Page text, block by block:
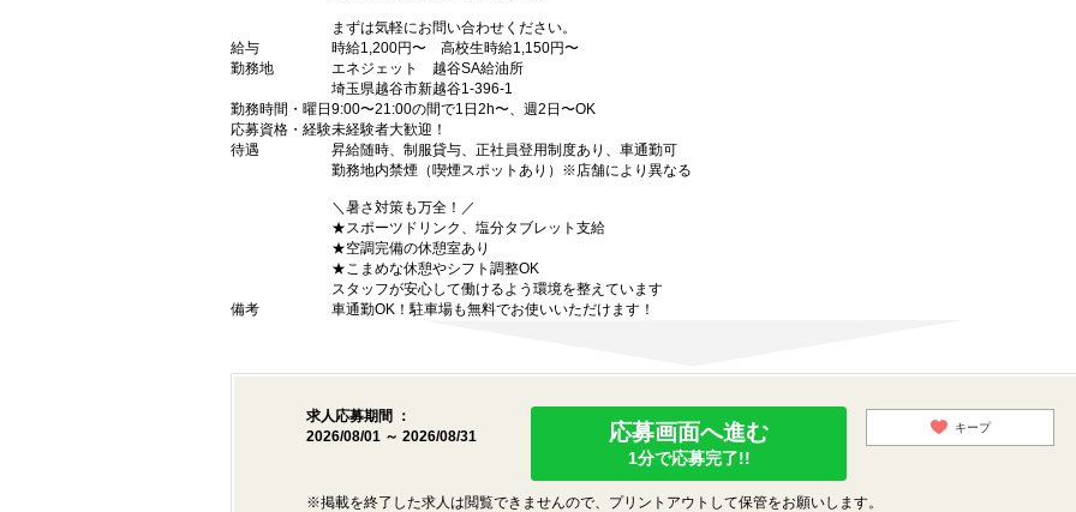
まずは気軽にお問い合わせください。
給与
時給1,200円〜 高校生時給1,150円〜
勤務地
エネジェット 越谷SA給油所
埼玉県越谷市新越谷1-396-1
勤務時間・曜日 9:00〜21:00の間で1日2h〜、週2日〜OK
応募資格・経験未経験者大歓迎！
待遇
昇給随時、制服貸与、正社員登用制度あり、車通勤可
勤務地内禁煙（喫煙スポットあり）※店舗により異なる
＼暑さ対策も万全！／
★スポーツドリンク、塩分タブレット支給
★空調完備の休憩室あり
★こまめな休憩やシフト調整OK
スタッフが安心して働けるよう環境を整えています
備考
車通勤OK！駐車場も無料でお使いいただけます！
求人応募期間 ：
2026/08/01 ～ 2026/08/31
応募画面へ進む
1分で応募完了!!
キープ
※掲載を終了した求人は閲覧できませんので、プリントアウトして保管をお願いします。